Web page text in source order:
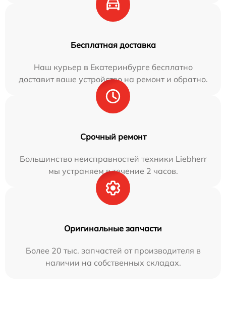
Бесплатная доставка
Наш курьер в Екатеринбурге бесплатно
доставит ваше устройство на ремонт и обратно.
Срочный ремонт
Большинство неисправностей техники Liebherr
мы устраняем в течение 2 часов.
Оригинальные запчасти
Более 20 тыс. запчастей от производителя в
наличии на собственных складах.